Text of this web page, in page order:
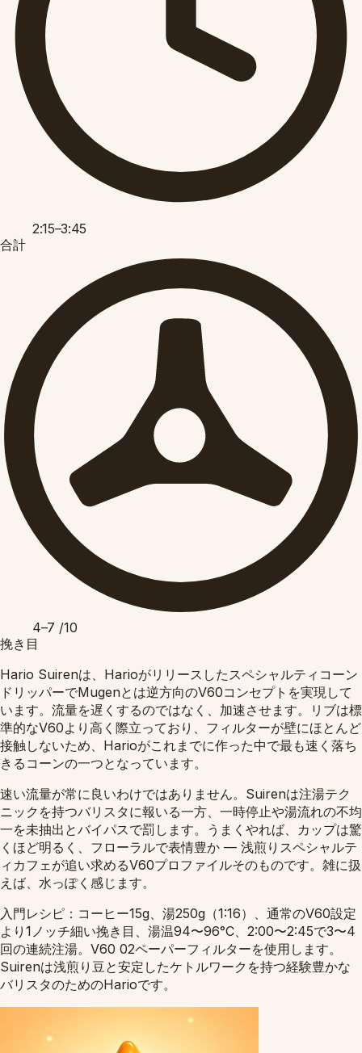
2:15–3:45
合計
4–7 /10
挽き目
Hario Suirenは、Harioがリリースしたスペシャルティコーン
ドリッパーでMugenとは逆方向のV60コンセプトを実現して
います。流量を遅くするのではなく、加速させます。リブは標
準的なV60より高く際立っており、フィルターが壁にほとんど
接触しないため、Harioがこれまでに作った中で最も速く落ち
きるコーンの一つとなっています。
速い流量が常に良いわけではありません。Suirenは注湯テク
ニックを持つバリスタに報いる一方、一時停止や湯流れの不均
一を未抽出とバイパスで罰します。うまくやれば、カップは驚
くほど明るく、フローラルで表情豊か — 浅煎りスペシャルテ
ィカフェが追い求めるV60プロファイルそのものです。雑に扱
えば、水っぽく感じます。
入門レシピ：コーヒー15g、湯250g（1:16）、通常のV60設定
より1ノッチ細い挽き目、湯温94〜96°C、2:00〜2:45で3〜4
回の連続注湯。V60 02ペーパーフィルターを使用します。
Suirenは浅煎り豆と安定したケトルワークを持つ経験豊かな
バリスタのためのHarioです。